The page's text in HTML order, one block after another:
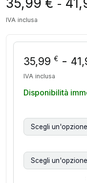
-
IVA inclusa
35,99 € -
IVA inclusa
Disponibilità